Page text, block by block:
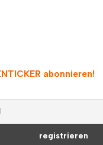
abonnieren!